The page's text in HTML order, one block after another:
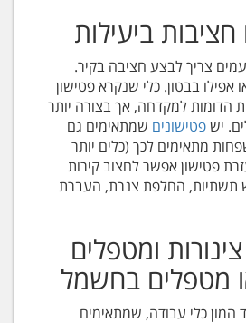
ביעילות
צריך לבצע חציבה בקיר.
אפילו בבטון. כלי שנקרא פטישון
הדומות למקדחה, אך בצורה יותר
ישפטישונים שמתאימים גם
מתאימים לכך (כלים יותר
פטישון אפשר לחצוב קירות
תשתיות, החלפת צנרת, העברת
ומטפלים
מטפלים בחשמל
המון כלי עבודה, שמתאימים